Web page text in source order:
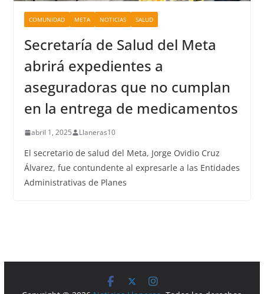
COMUNIDAD META NOTICIAS SALUD
Secretaría de Salud del Meta
abrirá expedientes a
aseguradoras que no cumplan
en la entrega de medicamentos
abril 1, 2025 Llaneras10
El secretario de salud del Meta, Jorge Ovidio Cruz
Álvarez, fue contundente al expresarle a las Entidades
Administrativas de Planes